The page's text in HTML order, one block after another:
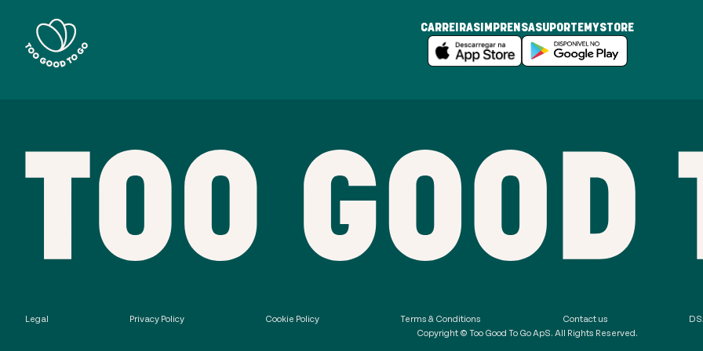
CARREIRAS IMPRENSASUPORTE MYSTORE
Legal Privacy Policy Cookie Policy Terms & Conditions Contact us
Copyright © Too Good To Go ApS. All Rights Reserved.